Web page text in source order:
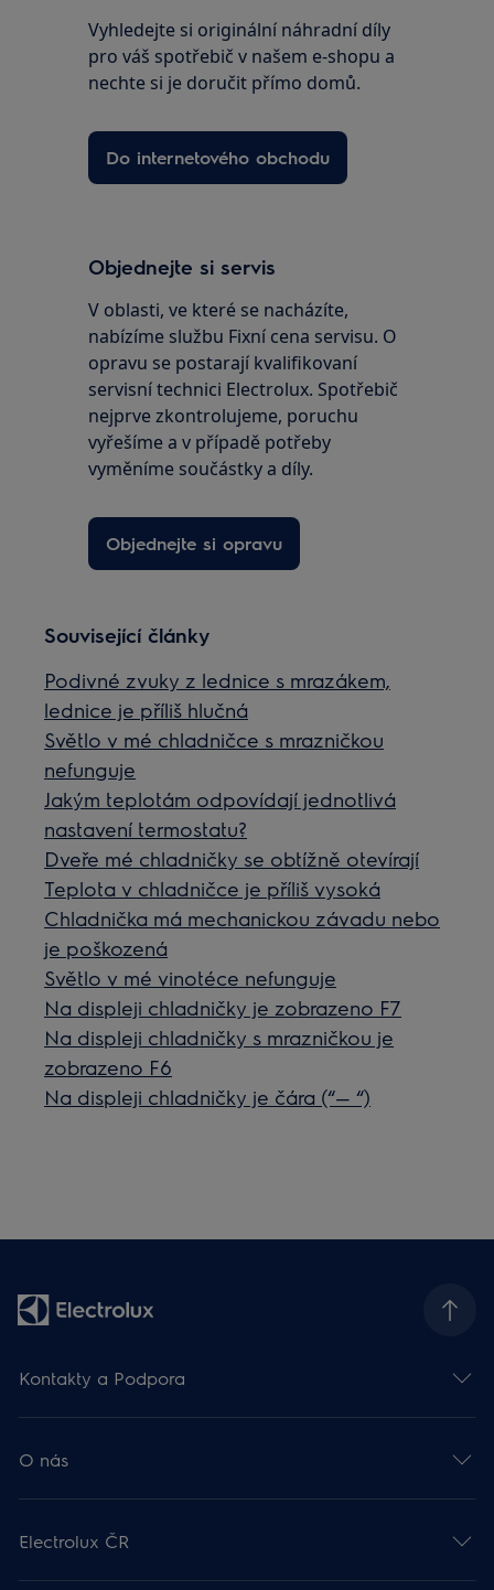
Vyhledejte si originální náhradní díly
pro váš spotřebič v našem e-shopu a
nechte si je doručit přímo domů.
Do internetového obchodu
Objednejte si servis
V oblasti, ve které se nacházíte,
nabízíme službu Fixní cena servisu. O
opravu se postarají kvalifikovaní
servisní technici Electrolux. Spotřebič
nejprve zkontrolujeme, poruchu
vyřešíme a v případě potřeby
vyměníme součástky a díly.
Objednejte si opravu
Související články
Podivné zvuky z lednice s mrazákem,
lednice je příliš hlučná
Světlo v mé chladničce s mrazničkou
nefunguje
Jakým teplotám odpovídají jednotlivá
nastavení termostatu?
Dveře mé chladničky se obtížně otevírají
Teplota v chladničce je příliš vysoká
Chladnička má mechanickou závadu nebo
je poškozená
Světlo v mé vinotéce nefunguje
Na displeji chladničky je zobrazeno F7
Na displeji chladničky s mrazničkou je
zobrazeno F6
Na displeji chladničky je čára (“— “)
Kontakty a Podpora
O nás
Electrolux ČR